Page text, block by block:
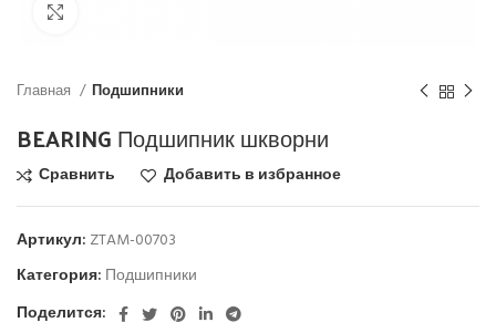
Главная Подшипники
BEARING Подшипник шкворни
Сравнить Добавить в избранное
Артикул: ZTAM-00703
Категория: Подшипники
Поделится: